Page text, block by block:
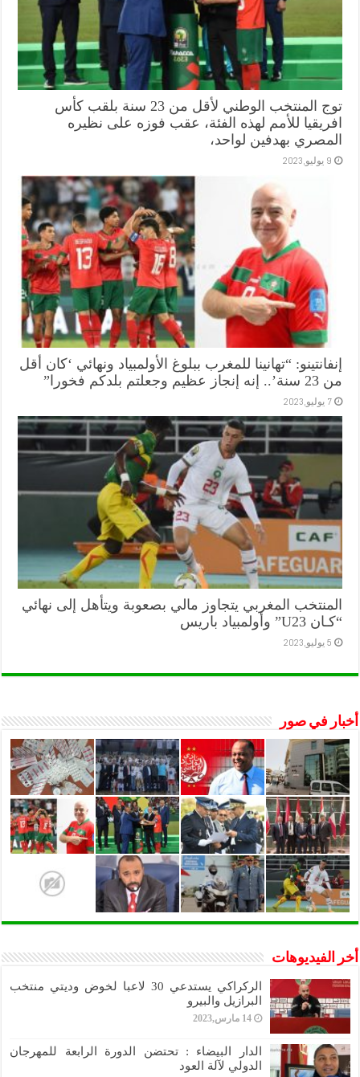
توج المنتخب الوطني لأقل من 23 سنة بلقب كأس
افريقيا للأمم لهذه الفئة، عقب فوزه على نظيره
المصري بهدفين لواحد،
9 يوليو,2023
إنفانتينو: “تهانينا للمغرب ببلوغ الأولمبياد ونهائي ‘كان أقل
من 23 سنة’.. إنه إنجاز عظيم وجعلتم بلدكم فخورا”
7 يوليو,2023
المنتخب المغربي يتجاوز مالي بصعوبة ويتأهل إلى نهائي
“كـان U23” وأولمبياد باريس
5 يوليو,2023
أخبار في صور
أخر الفيديوهات
الركراكي يستدعي 30 لاعبا لخوض وديتي منتخب
البرازيل والبيرو
14 مارس,2023
الدار البيضاء : تحتضن الدورة الرابعة للمهرجان
الدولي لآلة العود